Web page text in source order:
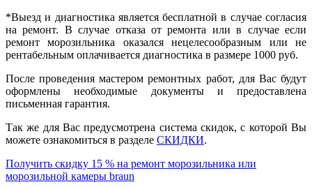
*Выезд и диагностика является бесплатной в случае согласия
на ремонт. В случае отказа от ремонта или в случае если
ремонт морозильника оказался нецелесообразным или не
рентабельным оплачивается диагностика в размере 1000 руб.
После проведения мастером ремонтных работ, для Вас будут
оформлены необходимые документы и предоставлена
письменная гарантия.
Так же для Вас предусмотрена система скидок, с которой Вы
можете ознакомиться в разделе СКИДКИ.
Получить скидку 15 % на ремонт морозильника или
морозильной камеры braun